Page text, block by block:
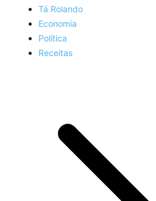
Tá Rolando
Economia
Política
Receitas